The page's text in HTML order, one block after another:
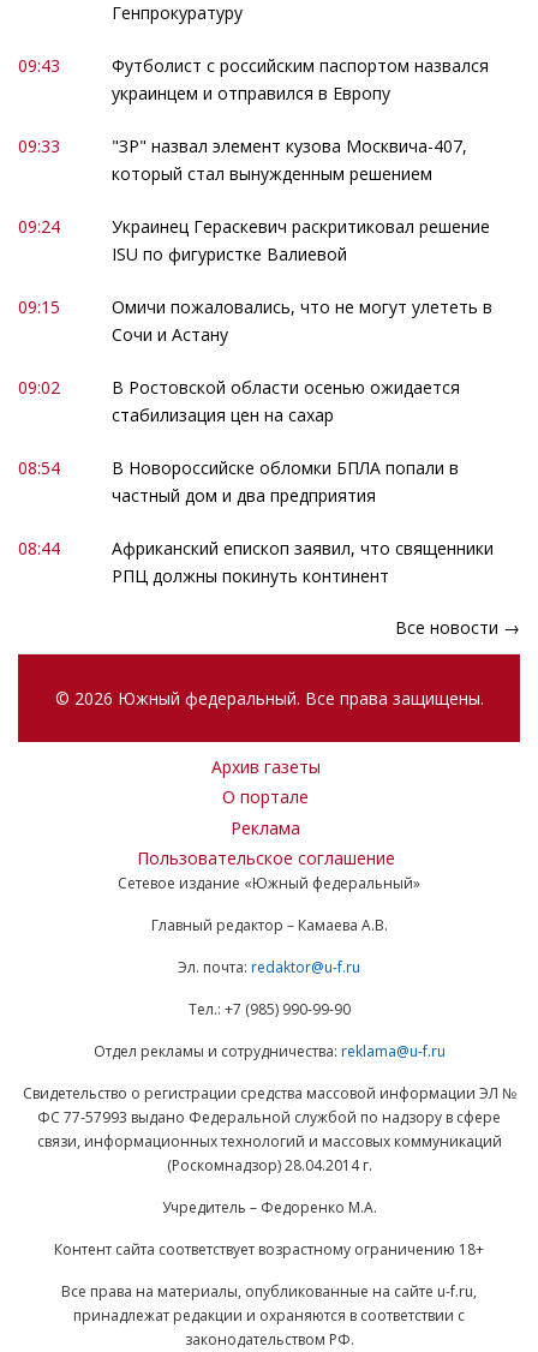
Генпрокуратуру
09:43
Футболист с российским паспортом назвался
украинцем и отправился в Европу
09:33
"ЗР" назвал элемент кузова Москвича-407,
который стал вынужденным решением
09:24
Украинец Гераскевич раскритиковал решение
ISU по фигуристке Валиевой
09:15
Омичи пожаловались, что не могут улететь в
Сочи и Астану
09:02
В Ростовской области осенью ожидается
стабилизация цен на сахар
08:54
В Новороссийске обломки БПЛА попали в
частный дом и два предприятия
08:44
Африканский епископ заявил, что священники
РПЦ должны покинуть континент
Все новости →
© 2026 Южный федеральный. Все права защищены.
Архив газеты
О портале
Реклама
Пользовательское соглашение
Сетевое издание «Южный федеральный»
Главный редактор – Камаева А.В.
Эл. почта: redaktor@u-f.ru
Тел.: +7 (985) 990-99-90
Отдел рекламы и сотрудничества: reklama@u-f.ru
Свидетельство о регистрации средства массовой информации ЭЛ №
ФС 77-57993 выдано Федеральной службой по надзору в сфере
связи, информационных технологий и массовых коммуникаций
(Роскомнадзор) 28.04.2014 г.
Учредитель – Федоренко М.А.
Контент сайта соответствует возрастному ограничению 18+
Все права на материалы, опубликованные на сайте u-f.ru,
принадлежат редакции и охраняются в соответствии с
законодательством РФ.